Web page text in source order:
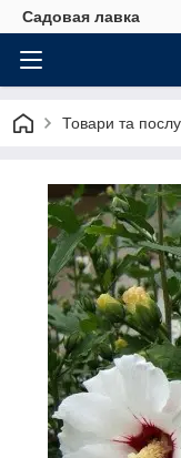
Садовая лавка
Товари та